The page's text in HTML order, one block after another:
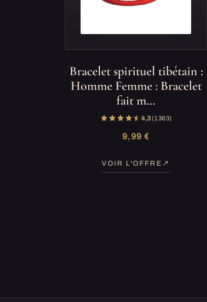
Bracelet spirituel tibétain :
Homme Femme : Bracelet
fait m…
4,3(1 363)
9,99 €
VOIR L'OFFRE